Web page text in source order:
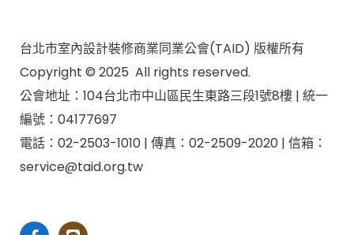
台北市室內設計裝修商業同業公會(TAID) 版權所有
Copyright © 2025 All rights reserved.
公會地址：104台北市中山區民生東路三段1號8樓 | 統一
編號：04177697
電話：02-2503-1010 | 傳真：02-2509-2020 | 信箱：
service@taid.org.tw